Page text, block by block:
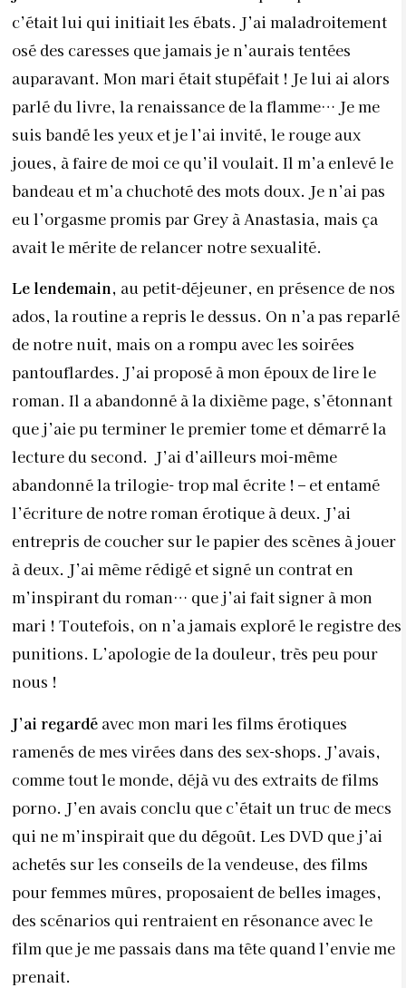
c’était lui qui initiait les ébats. J’ai maladroitement
osé des caresses que jamais je n’aurais tentées
auparavant. Mon mari était stupéfait ! Je lui ai alors
parlé du livre, la renaissance de la flamme… Je me
suis bandé les yeux et je l’ai invité, le rouge aux
joues, à faire de moi ce qu’il voulait. Il m’a enlevé le
bandeau et m’a chuchoté des mots doux. Je n’ai pas
eu l’orgasme promis par Grey à Anastasia, mais ça
avait le mérite de relancer notre sexualité.
Le lendemain, au petit-déjeuner, en présence de nos
ados, la routine a repris le dessus. On n’a pas reparlé
de notre nuit, mais on a rompu avec les soirées
pantouflardes. J’ai proposé à mon époux de lire le
roman. Il a abandonné à la dixième page, s’étonnant
que j’aie pu terminer le premier tome et démarré la
lecture du second. J’ai d’ailleurs moi-même
abandonné la trilogie- trop mal écrite ! – et entamé
l’écriture de notre roman érotique à deux. J’ai
entrepris de coucher sur le papier des scènes à jouer
à deux. J’ai même rédigé et signé un contrat en
m’inspirant du roman… que j’ai fait signer à mon
mari ! Toutefois, on n’a jamais exploré le registre des
punitions. L’apologie de la douleur, très peu pour
nous !
J’ai regardé avec mon mari les films érotiques
ramenés de mes virées dans des sex-shops. J’avais,
comme tout le monde, déjà vu des extraits de films
porno. J’en avais conclu que c’était un truc de mecs
qui ne m’inspirait que du dégoût. Les DVD que j’ai
achetés sur les conseils de la vendeuse, des films
pour femmes mûres, proposaient de belles images,
des scénarios qui rentraient en résonance avec le
film que je me passais dans ma tête quand l’envie me
prenait.